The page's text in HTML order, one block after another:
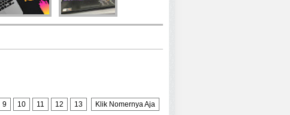
9 10 11 12 13 Klik Nomernya Aja